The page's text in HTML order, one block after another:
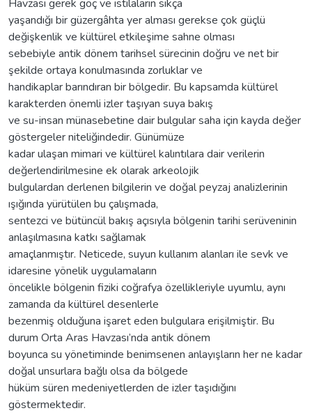
Havzası gerek göç ve istilaların sıkça
yaşandığı bir güzergâhta yer alması gerekse çok güçlü
değişkenlik ve kültürel etkileşime sahne olması
sebebiyle antik dönem tarihsel sürecinin doğru ve net bir
şekilde ortaya konulmasında zorluklar ve
handikaplar barındıran bir bölgedir. Bu kapsamda kültürel
karakterden önemli izler taşıyan suya bakış
ve su-insan münasebetine dair bulgular saha için kayda değer
göstergeler niteliğindedir. Günümüze
kadar ulaşan mimari ve kültürel kalıntılara dair verilerin
değerlendirilmesine ek olarak arkeolojik
bulgulardan derlenen bilgilerin ve doğal peyzaj analizlerinin
ışığında yürütülen bu çalışmada,
sentezci ve bütüncül bakış açısıyla bölgenin tarihi serüveninin
anlaşılmasına katkı sağlamak
amaçlanmıştır. Neticede, suyun kullanım alanları ile sevk ve
idaresine yönelik uygulamaların
öncelikle bölgenin fiziki coğrafya özellikleriyle uyumlu, aynı
zamanda da kültürel desenlerle
bezenmiş olduğuna işaret eden bulgulara erişilmiştir. Bu
durum Orta Aras Havzası’nda antik dönem
boyunca su yönetiminde benimsenen anlayışların her ne kadar
doğal unsurlara bağlı olsa da bölgede
hüküm süren medeniyetlerden de izler taşıdığını
göstermektedir.